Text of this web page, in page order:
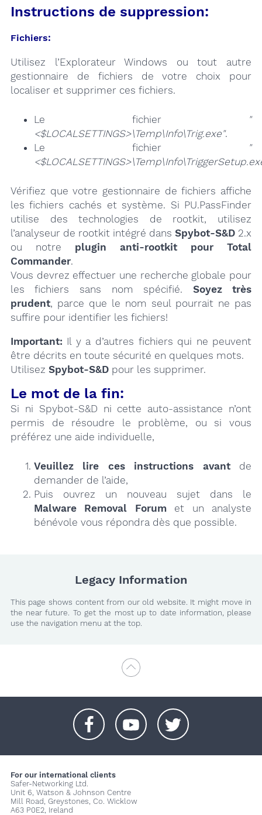
Instructions de suppression:
Fichiers:
Utilisez l’Explorateur Windows ou tout autre
gestionnaire de fichiers de votre choix pour
localiser et supprimer ces fichiers.
Le fichier
"
<$LOCALSETTINGS>\Temp\Info\Trig.exe".
Le fichier
"
Vérifiez que votre gestionnaire de fichiers affiche
les fichiers cachés et système. Si PU.PassFinder
utilise des technologies de rootkit, utilisez
l’analyseur de rootkit intégré dans Spybot-S&D 2.x
ou notre plugin anti-rootkit pour Total
Commander.
Vous devrez effectuer une recherche globale pour
les fichiers sans nom spécifié. Soyez très
prudent, parce que le nom seul pourrait ne pas
suffire pour identifier les fichiers!
Important: Il y a d’autres fichiers qui ne peuvent
être décrits en toute sécurité en quelques mots.
Utilisez Spybot-S&Dpour les supprimer.
Le mot de la fin:
Si ni Spybot-S&D ni cette auto-assistance n’ont
permis de résoudre le problème, ou si vous
préférez une aide individuelle,
Veuillez lire ces instructions avantde
demander de l’aide,
Puis ouvrez un nouveau sujet dans le
Malware Removal Forumet un analyste
bénévole vous répondra dès que possible.
Legacy Information
This page shows content from our old website. It might move in
the near future. To get the most up to date information, please
use the navigation menu at the top.
For our international clients
Safer-Networking Ltd.
Unit 6, Watson & Johnson Centre
Mill Road, Greystones, Co. Wicklow
A63 P0E2, Ireland